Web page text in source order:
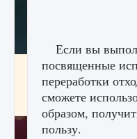
Как проверить
Hawk Ops
9 августа 2024
Если вы
посвященные
переработки
сможете
образом,
пользу.